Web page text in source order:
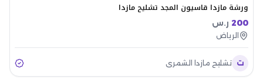
ورشة مازدا قاسيون المجد تشليح مازدا
200 ر.س
الرياض
ت تشليح مازدا الشمري